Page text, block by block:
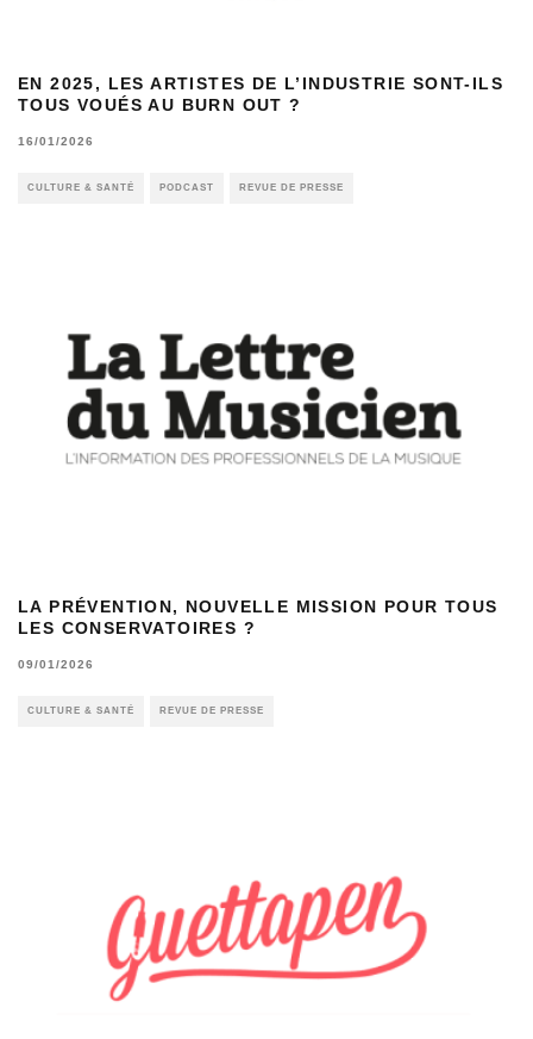
EN 2025, LES ARTISTES DE L’INDUSTRIE SONT-ILS
TOUS VOUÉS AU BURN OUT ?
16/01/2026
CULTURE & SANTÉ PODCAST REVUE DE PRESSE
LA PRÉVENTION, NOUVELLE MISSION POUR TOUS
LES CONSERVATOIRES ?
09/01/2026
CULTURE & SANTÉ REVUE DE PRESSE